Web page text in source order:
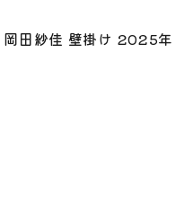
田紗佳 壁掛け 2025年